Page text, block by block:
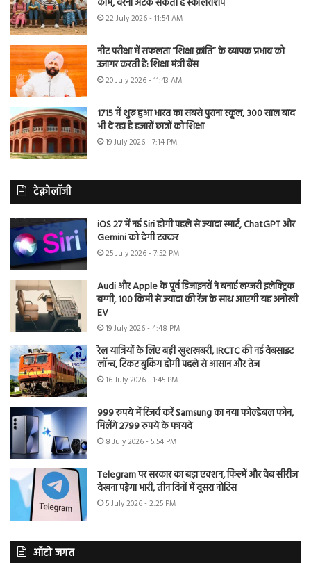
काम, वरना अटक सकती है स्कॉलरशिप
22 July 2026 - 11:54 AM
नीट परीक्षा में सफलता “शिक्षा क्रांति” के व्यापक प्रभाव को
उजागर करती है: शिक्षा मंत्री बैंस
20 July 2026 - 11:43 AM
1715 में शुरू हुआ भारत का सबसे पुराना स्कूल, 300 साल बाद
भी दे रहा है हजारों छात्रों को शिक्षा
19 July 2026 - 7:14 PM
टेक्नोलॉजी
iOS 27 में नई Siri होगी पहले से ज्यादा स्मार्ट, ChatGPT और
Gemini को देगी टक्कर
25 July 2026 - 7:52 PM
Audi और Apple के पूर्व डिजाइनरों ने बनाई लग्जरी इलेक्ट्रिक
बग्गी, 100 किमी से ज्यादा की रेंज के साथ आएगी यह अनोखी
EV
19 July 2026 - 4:48 PM
रेल यात्रियों के लिए बड़ी खुशखबरी, IRCTC की नई वेबसाइट
लॉन्च, टिकट बुकिंग होगी पहले से आसान और तेज
16 July 2026 - 1:45 PM
999 रुपये में रिजर्व करें Samsung का नया फोल्डेबल फोन,
मिलेंगे 2799 रुपये के फायदे
8 July 2026 - 5:54 PM
Telegram पर सरकार का बड़ा एक्शन, फिल्में और वेब सीरीज
देखना पड़ेगा भारी, तीन दिनों में दूसरा नोटिस
5 July 2026 - 2:25 PM
ऑटो जगत